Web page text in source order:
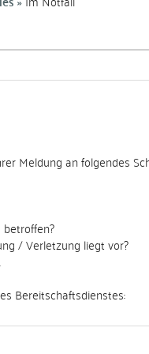
Meldung an folgendes
/ Verletzung liegt vor?
Bereitschaftsdienstes: